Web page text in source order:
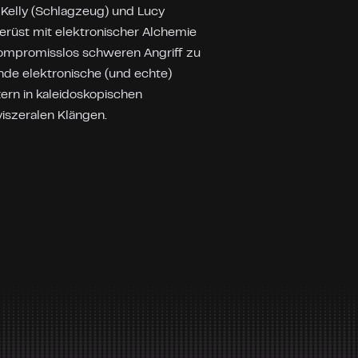
(Schlagzeug) und Lucy
mit elektronischer Alchemie
schweren Angriff zu
elektronische (und echte)
in kaleidoskopischen
Klängen.